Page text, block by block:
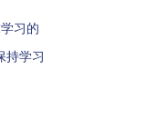
习的
持学习